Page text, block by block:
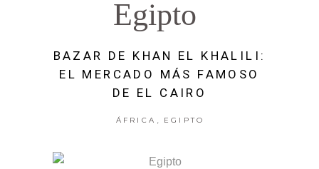
Egipto
BAZAR DE KHAN EL KHALILI:
EL MERCADO MÁS FAMOSO
DE EL CAIRO
ÁFRICA , EGIPTO